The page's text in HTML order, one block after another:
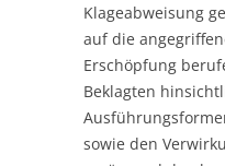
Klageabweisung
auf die
Erschöpfung
Beklagten
sowie den